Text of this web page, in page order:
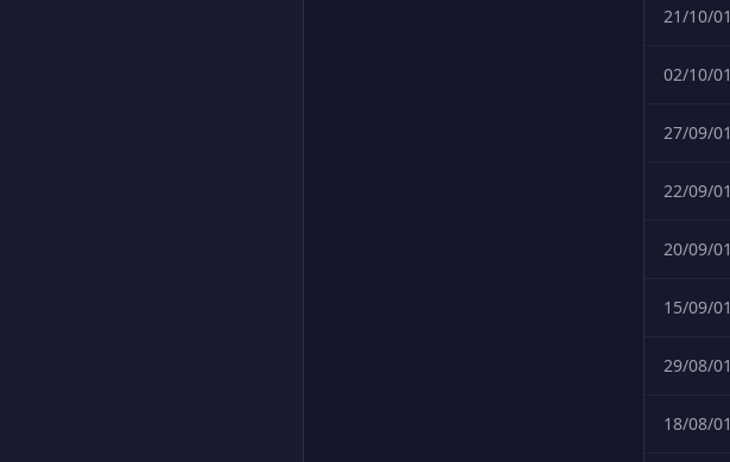
21/10/01
02/10/01
27/09/01
22/09/01
20/09/01
15/09/01
29/08/01
18/08/01